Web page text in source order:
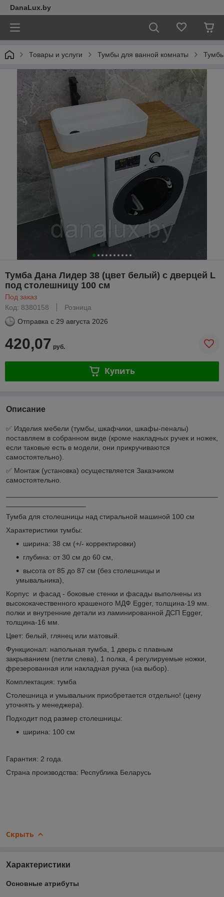
DanaLux.by
Товары и услуги Тумбы для ванной комнаты
Тумба Дана Лидер 38 (цвет белый) с дверцей L
под столешницу 100 см
Под заказ
Код: 8380158
Розница
Отправка с 29 августа 2026
420,07 руб.
Купить
Описание
✅ Изделия мебели (тумбы, шкафчики, шкафы-пеналы)
поставляем в собранном виде (кроме накладных ручек и ножек,
если таковые есть в модели, они прикручиваются
самостоятельно).
✅ Монтаж (установка) осуществляется Заказчиком
самостоятельно.
Тумба для столешницы над стиральной машиной 100 см
Характеристики тумбы:
ширина: 38 см (+/- корректировки)
глубина: от 30 см до 60 см,
высота от 85 до 87 см (без столешницы и
умывальника),
Корпус и фасад - боковые стенки и фасады выполнены из
высококачественного крашеного МДФ Egger, толщина-19 мм.
полки и внутренние детали из ламинированной ДСП Egger,
толщина-16 мм.
Цвет: белый, глянец или матовый.
Функционал: напольная тумба, 1 дверь с плавным
закрыванием (петли слева), 1 полка, 4 регулируемые ножки,
фрезерованная или накладная ручка (на выбор).
Комплектация: тумба
Столешница и умывальник приобретается отдельно! (цену
уточнять у менеджера).
Подходит под размер столешницы:
ширина: 100 см
Гарантия: 2 года.
Страна производства: Республика Беларусь
Скрыть
Характеристики
Основные атрибуты